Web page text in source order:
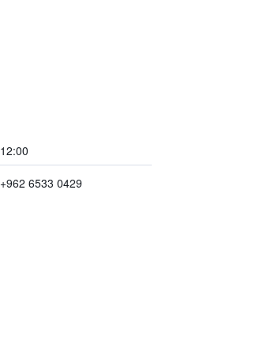
12:00
+962 6533 0429